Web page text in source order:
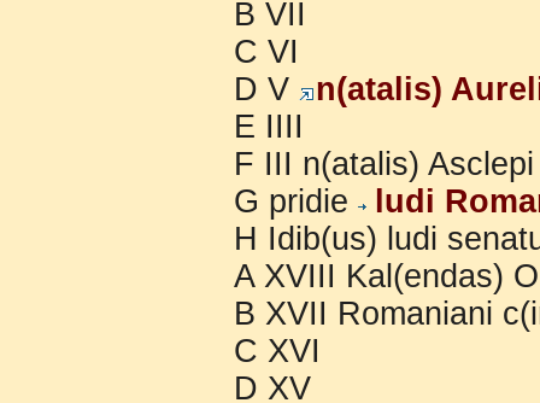
B VII
C VI
D V
n(atalis)
E IIII
F III n(atalis) Asclepi
G pridie
ludi
H Idib(us) ludi
A XVIII Kal(endas)
B XVII Romaniani
C XVI
D XV